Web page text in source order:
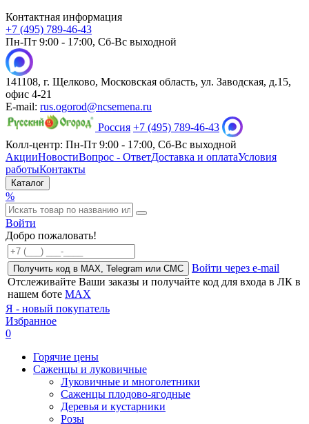
Контактная информация
+7 (495) 789-46-43
Пн-Пт 9:00 - 17:00, Сб-Вс выходной
141108, г. Щелково, Московская область, ул. Заводская, д.15,
офис 4-21
E-mail: rus.ogorod@ncsemena.ru
Россия +7 (495) 789-46-43
Колл-центр: Пн-Пт 9:00 - 17:00, Сб-Вс выходной
АкцииНовостиВопрос - ОтветДоставка и оплатаУсловия
работыКонтакты
Каталог
%
Войти
Добро пожаловать!
Получить код в MAX, Telegram или СМС
Войти через e-mail
Отслеживайте Ваши заказы и получайте код для входа в ЛК в
нашем боте MAX
Я - новый покупатель
Избранное
0
Горячие цены
Саженцы и луковичные
Луковичные и многолетники
Саженцы плодово-ягодные
Деревья и кустарники
Розы